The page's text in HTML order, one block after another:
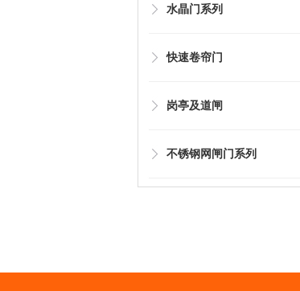
水晶门系列
快速卷帘门
岗亭及道闸
不锈钢网闸门系列